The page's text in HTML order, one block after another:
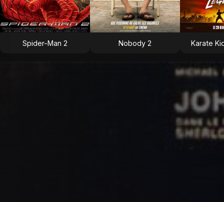
Spider-Man 2 Nobody 2 Karate